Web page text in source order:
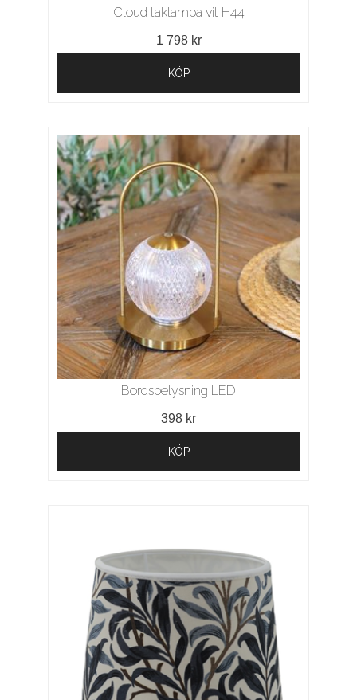
Cloud taklampa vit H44
1 798 kr
KÖP
Bordsbelysning LED
398 kr
KÖP